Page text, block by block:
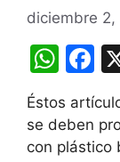
diciembre 2,
W
at
s
F
a
c
e
Éstos
se deben
con plástico